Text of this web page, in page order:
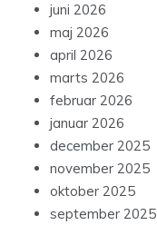
juni 2026
maj 2026
april 2026
marts 2026
februar 2026
januar 2026
december 2025
november 2025
oktober 2025
september 2025